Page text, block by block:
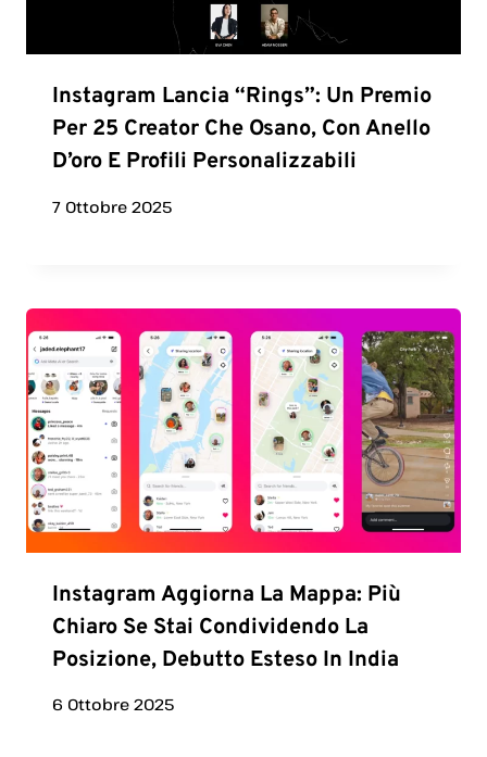
Instagram Lancia “Rings”: Un Premio
Per 25 Creator Che Osano, Con Anello
D’oro E Profili Personalizzabili
7 Ottobre 2025
Instagram Aggiorna La Mappa: Più
Chiaro Se Stai Condividendo La
Posizione, Debutto Esteso In India
6 Ottobre 2025